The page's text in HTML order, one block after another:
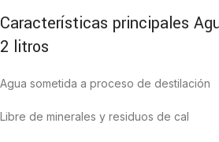
Características principales
2 litros
Agua sometida a proceso de destilación
Libre de minerales y residuos de cal